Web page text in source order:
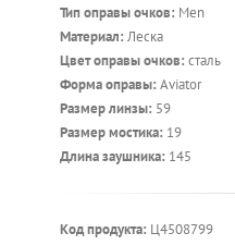
Тип оправы очков: Men
Материал: Леска
Цвет оправы очков: сталь
Форма оправы: Aviator
Размер линзы: 59
Размер мостика: 19
Длина заушника: 145
Код продукта: Ц4508799